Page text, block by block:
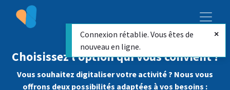
Choisissez l’option qui vous convient !
Vous souhaitez digitaliser votre activité ? Nous vous
offrons deux possibilités adaptées à vos besoins :
Connexion rétablie. Vous êtes de
nouveau en ligne.